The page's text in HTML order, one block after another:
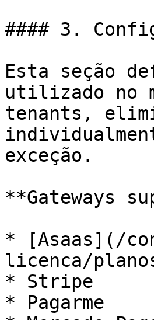
#### 3.
Esta seção
utilizado no
tenants,
exceção.
**Gateways
* [Asaas](/
licenca/
* Stripe
* Pagarme